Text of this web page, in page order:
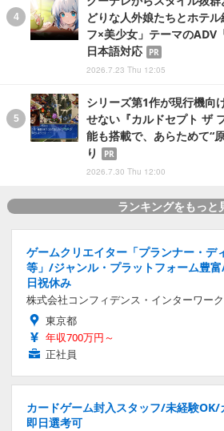
どりな人外娘たちとホテ
フ×美少女」テーマのADV
日本語対応
PR
2026.7.23 Thu 12:05
シリーズ第1作が現行機向
せない『カルドセプト ザ
能も搭載で、あらためて“
り
PR
2026.7.30 Thu 12:00
ランキングをもっと
ゲームクリエイター「プランナー・デ
等」/ジャンル・プラットフォーム豊
日祝休み
株式会社コンフィデンス・インターワー
東京都
年収700万円～
正社員
カードゲーム封入スタッフ/未経験
即日選考可